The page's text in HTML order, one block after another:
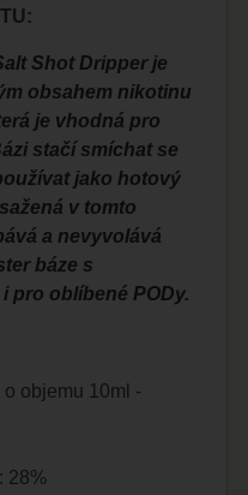
Shot Dripper je
obsahem nikotinu
je vhodná pro
stačí smíchat se
jako hotový
v tomto
a nevyvolává
báze s
pro oblíbené PODy.
objemu 10ml -
28%